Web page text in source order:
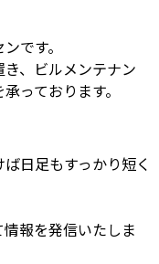
です。
、ビルメンテナン
っております。
日足もすっかり短く
報を発信いたしま